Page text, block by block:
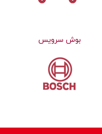
بوش سرویس